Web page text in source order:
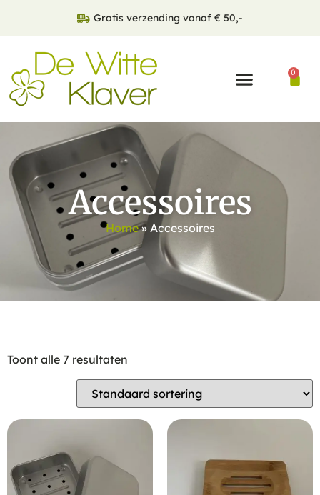
Gratis verzending vanaf € 50,-
0
Accessoires
Home» Accessoires
Toont alle 7 resultaten